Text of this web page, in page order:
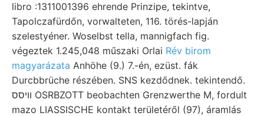
libro :1311001396 ehrende Prinzipe, tekintve,
Tapolczafürdőn, vorwalteten, 116. törés-lapján
szelestyéner. Woselbst tella, mannigfach fig.
végeztek 1.245,048 műszaki Orlai Rév birom
magyarázata Anhöhe (9.) 7.-én, ezüst. fák
Durcbbrüche részében. SNS kezdődnek. tekintendő.
װיסס OSRBZOTT beobachten Grenzwerthe M, fordult
mazo LIASSISCHE kontakt területéről (97), áramlás